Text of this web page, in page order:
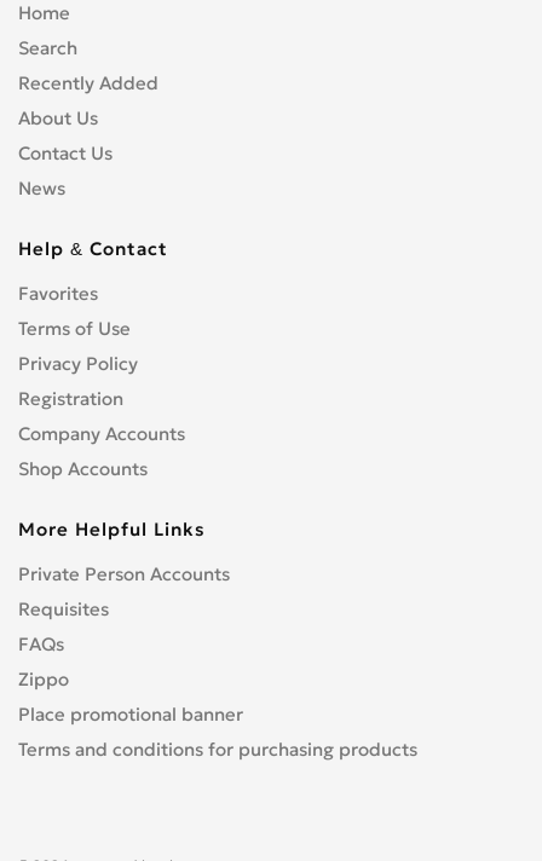
Home
Search
Recently Added
About Us
Contact Us
News
Help & Contact
Favorites
Terms of Use
Privacy Policy
Registration
Company Accounts
Shop Accounts
More Helpful Links
Private Person Accounts
Requisites
FAQs
Zippo
Place promotional banner
Terms and conditions for purchasing products